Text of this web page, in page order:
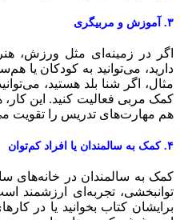
در زمینه‌ای مثل ورزش،
می‌توانید به کودکان یا
اگر شنا بلد هستید،
مربی فعالیت کنید. این کار،
مهارت‌های تدریس را تقویت
به سالمندان در خانه‌های
تجربه‌ای ارزشمند
کتاب بخوانید یا در